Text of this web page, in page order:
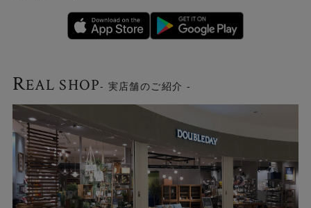
REAL SHOP- 実店舗のご紹介 -